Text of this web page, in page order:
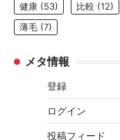
健康 (53) 比較 (12)
薄毛 (7)
メタ情報
登録
ログイン
投稿フィード